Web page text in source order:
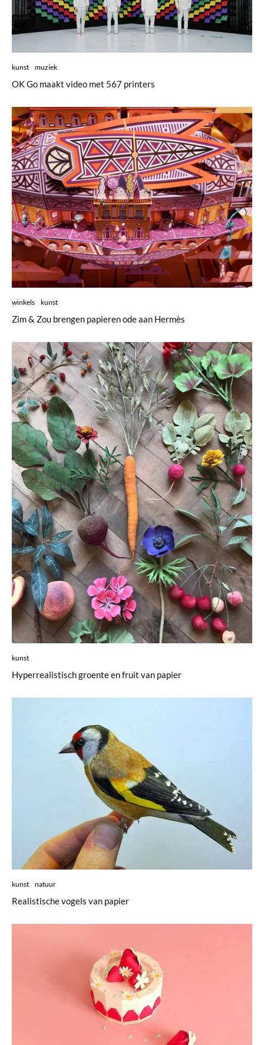
kunst muziek
OK Go maakt video met 567 printers
winkels kunst
Zim & Zou brengen papieren ode aan Hermès
kunst
Hyperrealistisch groente en fruit van papier
kunst natuur
Realistische vogels van papier